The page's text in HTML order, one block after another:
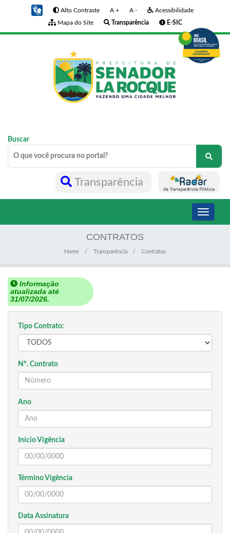
Alto Contraste A + A -
Acessibilidade
Mapa do Site
Transparência E-SIC
Buscar
Transparência
Toggle
CONTRATOS
Home Transparência Contratos
Informação
atualizada até
31/07/2026.
Tipo Contrato:
Nº. Contrato
Ano
Início Vigência
Término Vigência
Data Assinatura